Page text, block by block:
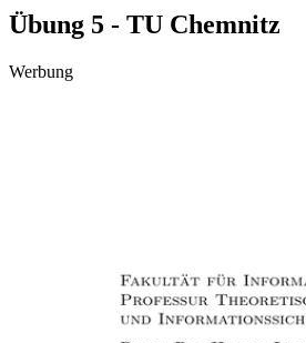
Übung 5 - TU Chemnitz
Werbung